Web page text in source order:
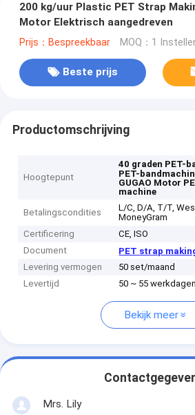
200 kg/uur Plastic PET Strap
Motor Elektrisch aangedreven
Prijs：Bespreekbaar MOQ：1
Beste prijs
Productomschrijving
Hoogtepunt
40 graden PET-
PET-
GUGAO Motor
machine
Betalingscondities
L/C, D/A, T/T,
MoneyGram
Certificering
CE, ISO
Document
PET strap
Levering vermogen
50 set/maand
Levertijd
50 ~ 55 werkdagen
Bekijk meer
Mrs. Lily